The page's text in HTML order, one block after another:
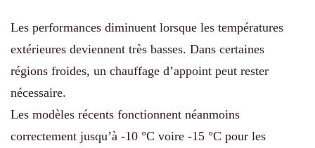
Les performances diminuent lorsque les températures
extérieures deviennent très basses. Dans certaines
régions froides, un chauffage d’appoint peut rester
nécessaire.
Les modèles récents fonctionnent néanmoins
correctement jusqu’à -10 °C voire -15 °C pour les